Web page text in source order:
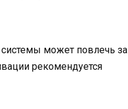
может повлечь за
рекомендуется